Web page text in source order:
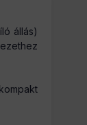
állás)